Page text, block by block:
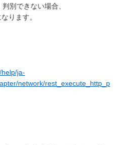
別できない場合、
ります。
ja-
network/rest_execute_http_p